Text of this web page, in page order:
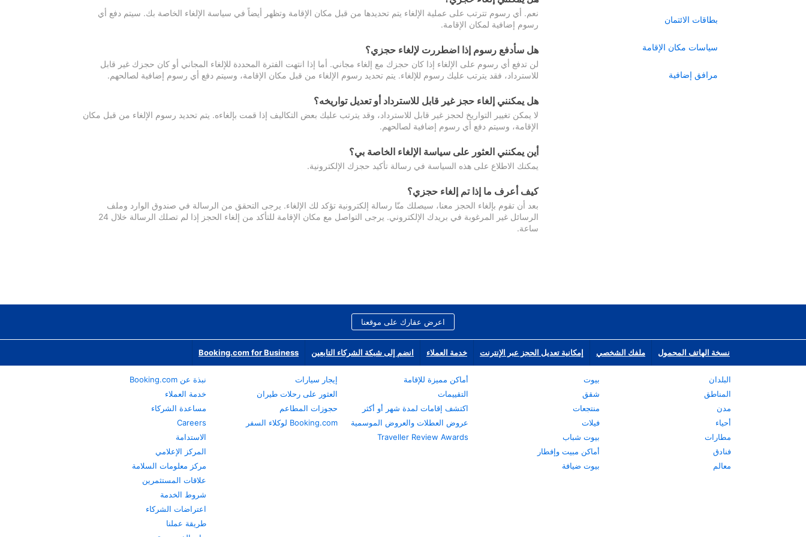
بطاقات الائتمان
سياسات مكان الإقامة
مرافق إضافية
نعم. أي رسوم تترتب على عملية الإلغاء يتم تحديدها من قبل مكان الإقامة وتظهر أيضاً في سياسة الإلغاء الخاصة بك. سيتم دفع أي
رسوم إضافية لمكان الإقامة.
هل سأدفع رسوم إذا اضطررت لإلغاء حجزي؟
لن تدفع أي رسوم على الإلغاء إذا كان حجزك مع إلغاء مجاني. أما إذا انتهت الفترة المحددة للإلغاء المجاني أو كان حجزك غير قابل
للاسترداد، فقد يترتب عليك رسوم للإلغاء. يتم تحديد رسوم الإلغاء من قبل مكان الإقامة، وسيتم دفع أي رسوم إضافية لصالحهم.
هل يمكنني إلغاء حجز غير قابل للاسترداد أو تعديل تواريخه؟
لا يمكن تغيير التواريخ لحجز غير قابل للاسترداد، وقد يترتب عليك بعض التكاليف إذا قمت بإلغاءه. يتم تحديد رسوم الإلغاء من قبل مكان
الإقامة، وسيتم دفع أي رسوم إضافية لصالحهم.
أين يمكنني العثور على سياسة الإلغاء الخاصة بي؟
يمكنك الاطلاع على هذه السياسة في رسالة تأكيد حجزك الإلكترونية.
كيف أعرف ما إذا تم إلغاء حجزي؟
بعد أن تقوم بإلغاء الحجز معنا، سيصلك منّا رسالة إلكترونية تؤكد لك الإلغاء. يرجى التحقق من الرسالة في صندوق الوارد وملف
الرسائل غير المرغوبة في بريدك الإلكتروني. يرجى التواصل مع مكان الإقامة للتأكد من إلغاء الحجز إذا لم تصلك الرسالة خلال 24
ساعة.
اعرض عقارك على موقعنا
نسخة الهاتف المحمول ملفك الشخصي إمكانية تعديل الحجز عبر الإنترنت خدمة العملاء انضم إلى شبكة الشركاء التابعين Booking.com for Business
البلدان
المناطق
مدن
أحياء
مطارات
فنادق
معالم
بيوت
شقق
منتجعات
فيلات
بيوت شباب
أماكن مبيت وإفطار
بيوت ضيافة
أماكن مميزة للإقامة
التقييمات
اكتشف إقامات لمدة شهر أو أكثر
عروض العطلات والعروض الموسمية
Traveller Review Awards
إيجار سيارات
العثور على رحلات طيران
حجوزات المطاعم
Booking.com لوكلاء السفر
نبذة عن Booking.com
خدمة العملاء
مساعدة الشركاء
Careers
الاستدامة
المركز الإعلامي
مركز معلومات السلامة
علاقات المستثمرين
شروط الخدمة
اعتراضات الشركاء
طريقة عملنا